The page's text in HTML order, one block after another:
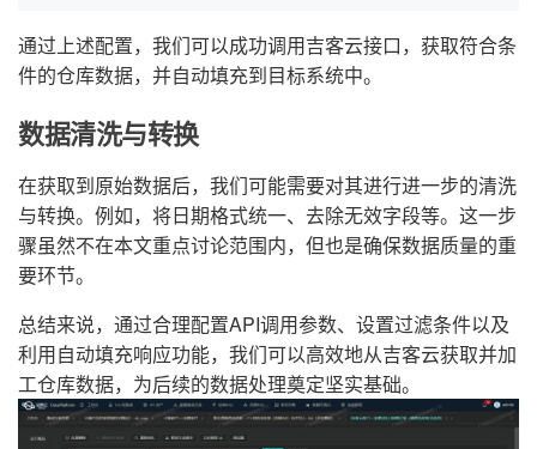
通过上述配置，我们可以成功调用吉客云接口，获取符合条
件的仓库数据，并自动填充到目标系统中。
数据清洗与转换
在获取到原始数据后，我们可能需要对其进行进一步的清洗
与转换。例如，将日期格式统一、去除无效字段等。这一步
骤虽然不在本文重点讨论范围内，但也是确保数据质量的重
要环节。
总结来说，通过合理配置API调用参数、设置过滤条件以及
利用自动填充响应功能，我们可以高效地从吉客云获取并加
工仓库数据，为后续的数据处理奠定坚实基础。